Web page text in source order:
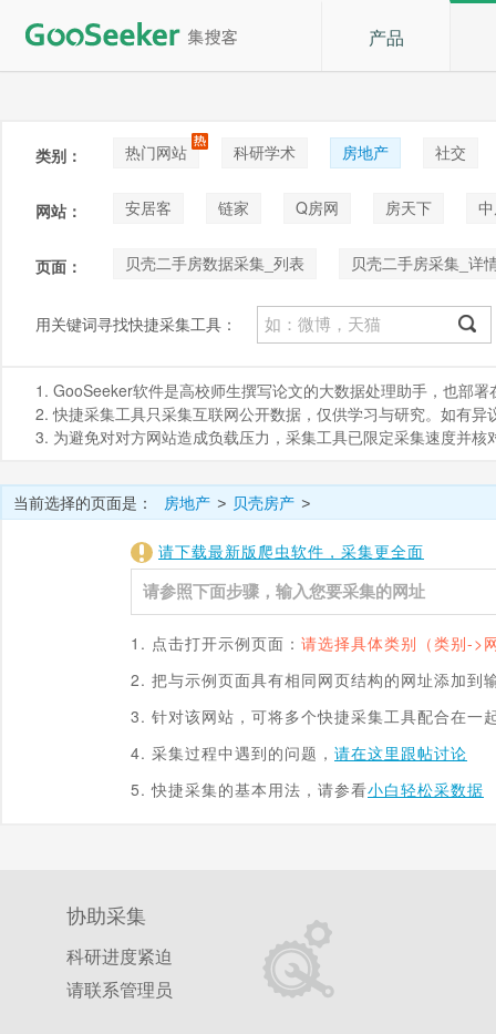
产品
类别： 热门网站 科研学术 房地产
社交
论坛贴吧
招聘 拍卖 音乐
网站： 安居客 链家 Q房网 房天下
页面： 贝壳二手房数据采集_列表
贝壳二手房采集_详
贝壳小区采集_详情
贝壳新楼盘采集_列表
用关键词寻找快捷采集工具：
1. GooSeeker软件是高校师生撰写论文的大数据处理助手，也部
2. 快捷采集工具只采集互联网公开数据，仅供学习与研究。如有
3. 为避免对对方网站造成负载压力，采集工具已限定采集速度并
当前选择的页面是： 房地产 > 贝壳房产 >
请下载最新版爬虫软件，采集更全面
1. 点击打开示例页面： 请选择具体类别（类别->
2. 把与示例页面具有相同网页结构的网址添加到
3. 针对该网站，可将多个快捷采集工具配合在一
4. 采集过程中遇到的问题， 请在这里跟帖讨论
5. 快捷采集的基本用法，请参看小白轻松采数据
协助采集
科研进度紧迫
请联系管理员